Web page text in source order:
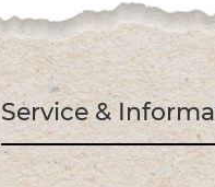
Service &